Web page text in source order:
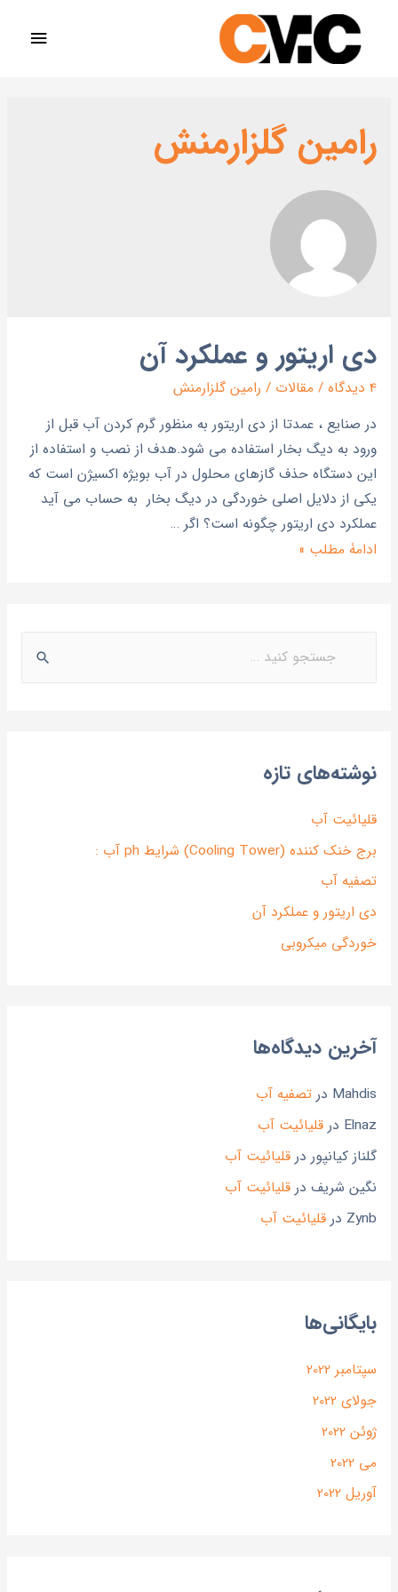
رامین گلزارمنش
دی اریتور و عملکرد آن
4 دیدگاه / مقالات / رامین گلزارمنش
در صنایع ، عمدتا از دی اریتور به منظور گرم کردن آب قبل از
ورود به دیگ بخار استفاده می شود.هدف از نصب و استفاده از
این دستگاه حذف گازهای محلول در آب بویژه اکسیژن است که
یکی از دلایل اصلی خوردگی در دیگ بخار به حساب می آید
عملکرد دی اریتور چگونه است؟ اگر …
ادامۀ مطلب »
نوشته‌های تازه
قلیائیت آب
برج خنک کننده (Cooling Tower) شرایط ph آب :
تصفیه آب
دی اریتور و عملکرد آن
خوردگی میکروبی
آخرین دیدگاه‌ها
Mahdis در تصفیه آب
Elnaz در قلیائیت آب
گلناز کیانپوردر قلیائیت آب
نگین شریفدر قلیائیت آب
Zynb در قلیائیت آب
بایگانی‌ها
سپتامبر 2022
جولای 2022
ژوئن 2022
می 2022
آوریل 2022